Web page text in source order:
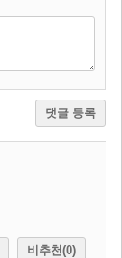
댓글 등록
비추천(0)